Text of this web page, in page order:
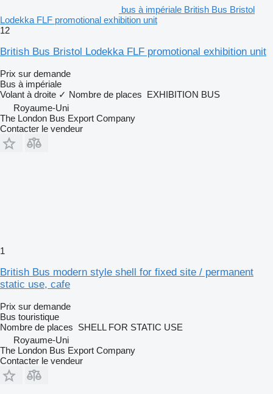
bus à impériale British Bus Bristol
Lodekka FLF promotional exhibition unit
12
British Bus Bristol Lodekka FLF promotional exhibition unit
Prix sur demande
Bus à impériale
Volant à droite ✓ Nombre de places EXHIBITION BUS
Royaume-Uni
The London Bus Export Company
Contacter le vendeur
1
British Bus modern style shell for fixed site / permanent
static use, cafe
Prix sur demande
Bus touristique
Nombre de places SHELL FOR STATIC USE
Royaume-Uni
The London Bus Export Company
Contacter le vendeur